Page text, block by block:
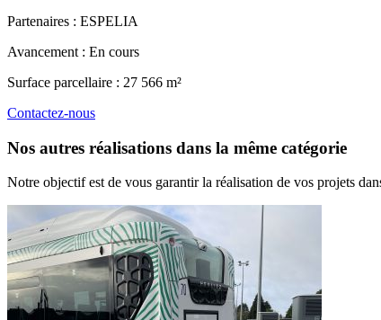
Partenaires : ESPELIA
Avancement : En cours
Surface parcellaire : 27 566 m²
Contactez-nous
Nos autres réalisations dans la même catégorie
Notre objectif est de vous garantir la réalisation de vos projets